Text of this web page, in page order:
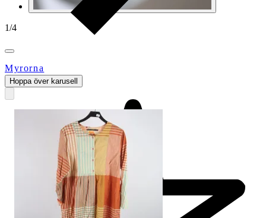
1/4
Myrorna
Hoppa över karusell